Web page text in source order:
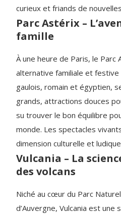
curieux et friands de
Parc Astérix –
famille
À une heure de Paris, le Parc
alternative familiale et festive
gaulois, romain et égyptien,
grands, attractions douces
su trouver le bon équilibre
monde. Les spectacles
dimension culturelle et
Vulcania – La
des volcans
Niché au cœur du Parc
d’Auvergne, Vulcania est une